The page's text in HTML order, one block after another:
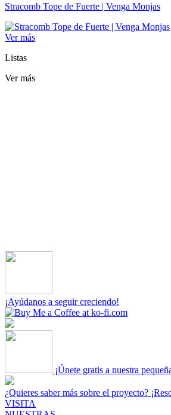
Stracomb Tope de Fuerte | Venga Monjas
Ver más
Listas
Ver más
¡Ayúdanos a seguir creciendo!
¡Únete gratis a nuestra
¿Quieres saber más sobre el proyecto?
VISITA